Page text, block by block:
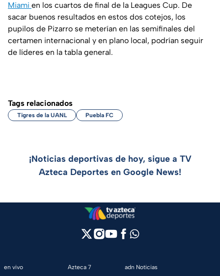
Miami en los cuartos de final de la Leagues Cup. De
sacar buenos resultados en estos dos cotejos, los
pupilos de Pizarro se meterían en las semifinales del
certamen internacional y en plano local, podrían seguir
de líderes en la tabla general.
Tags relacionados
Tigres de la UANL Puebla FC
¡Noticias deportivas de hoy, sigue a TV
Azteca Deportes en Google News!
en vivo
Azteca 7
adn Noticias